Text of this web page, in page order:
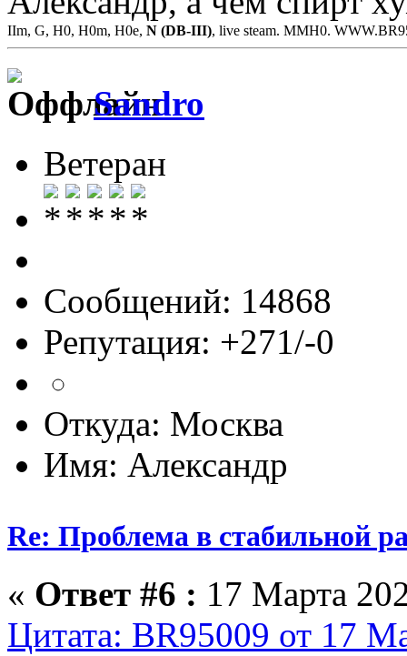
IIm, G, H0, H0m, H0e, N (DB-III), live steam. MMH0.
Sandro
Ветеран
Сообщений: 14868
Репутация: +271/-0
Откуда: Москва
Имя: Александр
Re: Проблема в стабильной
« Ответ #6 : 17 Марта
Цитата: BR95009 от 17